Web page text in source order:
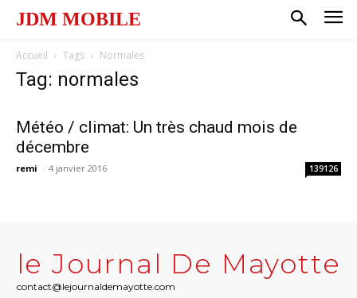
JDM MOBILE
Accueil Tags Normales
Tag: normales
Météo / climat: Un très chaud mois de
décembre
remi - 4 janvier 2016 139126
le Journal De Mayotte
contact@lejournaldemayotte.com